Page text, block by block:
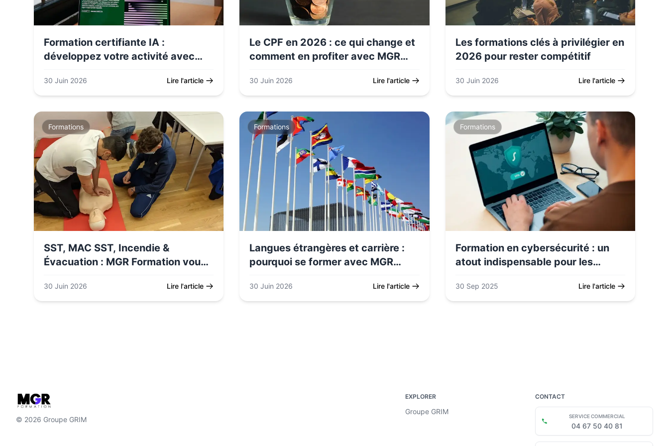
Formation certifiante IA :
développez votre activité avec
30 Juin 2026 Lire l'article
Le CPF en 2026 : ce qui change et
comment en profiter avec MGR
30 Juin 2026 Lire l'article
Les formations clés à privilégier en
2026 pour rester compétitif
30 Juin 2026 Lire l'article
Formations
SST, MAC SST, Incendie &
Évacuation : MGR Formation vous
obligations de sécurité
30 Juin 2026 Lire l'article
Formations
Langues étrangères et carrière :
pourquoi se former avec MGR
30 Juin 2026 Lire l'article
Formations
Formation en cybersécurité : un
atout indispensable pour les
30 Sep 2025 Lire l'article
© 2026 Groupe GRIM
EXPLORER
Groupe GRIM
CONTACT
SERVICE COMMERCIAL
04 67 50 40 81